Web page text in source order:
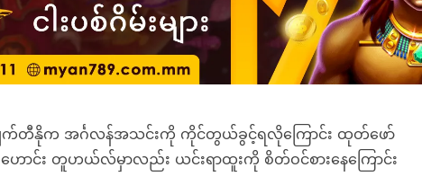
ပိုချက်တီနိုက အင်္ဂလန်အသင်းကို ကိုင်တွယ်ခွင့်ရလိုကြောင်း ထုတ်ဖော်
ောင်း တူဟယ်လ်မှာလည်း ယင်းရာထူးကို စိတ်ဝင်စားနေကြောင်း